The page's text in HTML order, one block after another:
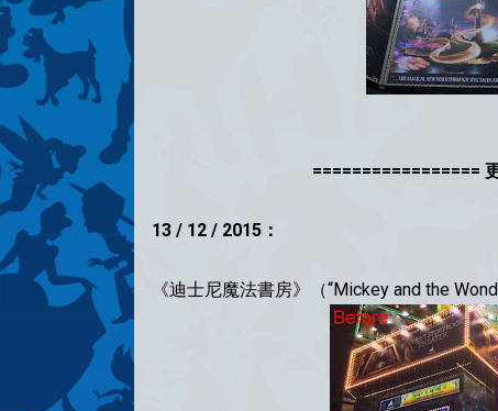
=================
13 / 12 / 2015：
《迪士尼魔法書房》（“Mickey and the